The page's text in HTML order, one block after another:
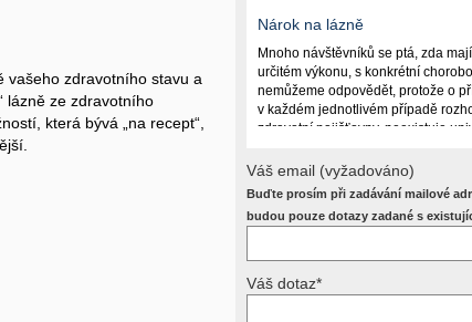
vašeho zdravotního stavu a
lázně ze zdravotního
která bývá „na recept“,
Nárok na lázně
Mnoho návštěvníků se ptá, zda mají
určitém výkonu, s konkrétní
nemůžeme odpovědět, protože o
v každém jednotlivém případě
zdravotní pojišťovny, neexistuje
(kuřáctví, inkontinence), funkčním
dalších zdravotních okolnostech.
Požádejte svého ošetřujícího
Váš email (vyžadováno)
Buďte prosím při zadávání mailové
budou pouze dotazy zadané s
Váš dotaz*